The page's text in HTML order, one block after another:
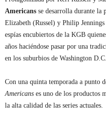
Americans se desarrolla durante la
Elizabeth (Russel) y Philip
espías encubiertos de la KGB
años haciéndose pasar por una
en los suburbios de Washington D.C.
Con una quinta temporada a punto
Americans es uno de los productos
la alta calidad de las series actuales.